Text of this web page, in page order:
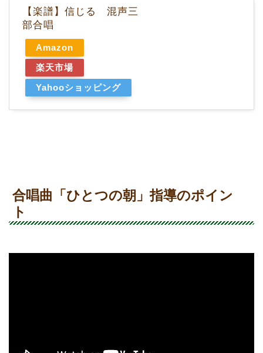
【楽譜】信じる 混声三
部合唱
Amazon
楽天市場
Yahooショッピング
合唱曲「ひとつの朝」指導のポイン
ト